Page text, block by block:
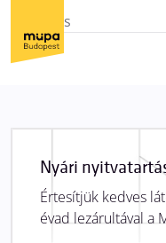
Nyári
Értesítjük kedves
évad lezárultával a